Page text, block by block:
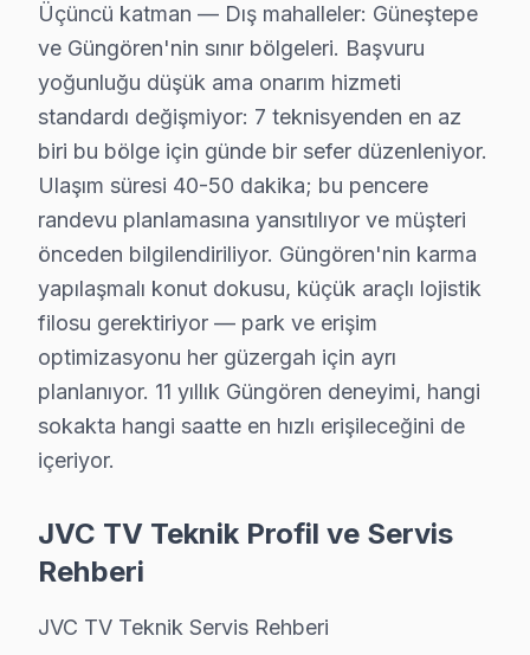
Güngören çevresinde JVC servisi için hemen
Güngören'da JVC TV Bakım Rehberi – Uzun
JVC TV'nizin performansını yıllarca korumak
Uzun ömür sırları:
• Güngören'de havalandırma deliklerini kapatmayın,
• Güngören'de günlük kullanımda standby yerine
• Yüksek nem ortamlarında Güngören'de TV'yi örtülü
• Güngören'de nem ve soğuk ortamlardan LED
• Güngören'de fırtına öncesi şebeke aşırı gerilim
• Güngören'de ekran temizliği için yalnızca kuru ya
Bu önerileri uygulayarak Güngören'da JVC
Güngören'de JVC Smart televizyon teknolojisini
▸ Fire ekran sistem sorunu: Güngören'de JVC'ın VA
Üçüncü katman — Dış mahalleler: Güneştepe
ve Güngören'nin sınır bölgeleri. Başvuru
yoğunluğu düşük ama onarım hizmeti
standardı değişmiyor: 7 teknisyenden en az
biri bu bölge için günde bir sefer düzenleniyor.
Ulaşım süresi 40-50 dakika; bu pencere
randevu planlamasına yansıtılıyor ve müşteri
önceden bilgilendiriliyor. Güngören'nin karma
yapılaşmalı konut dokusu, küçük araçlı lojistik
filosu gerektiriyor — park ve erişim
optimizasyonu her güzergah için ayrı
planlanıyor. 11 yıllık Güngören deneyimi, hangi
sokakta hangi saatte en hızlı erişileceğini de
içeriyor.
JVC TV Teknik Profil ve Servis
Rehberi
JVC TV Teknik Servis Rehberi